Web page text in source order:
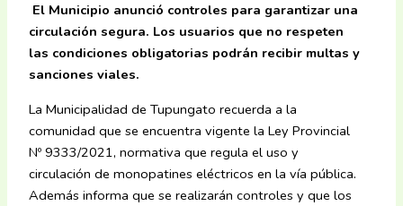
El Municipio anunció controles para garantizar una
circulación segura. Los usuarios que no respeten
las condiciones obligatorias podrán recibir multas y
sanciones viales.
La Municipalidad de Tupungato recuerda a la
comunidad que se encuentra vigente la Ley Provincial
Nº 9333/2021, normativa que regula el uso y
circulación de monopatines eléctricos en la vía pública.
Además informa que se realizarán controles y que los